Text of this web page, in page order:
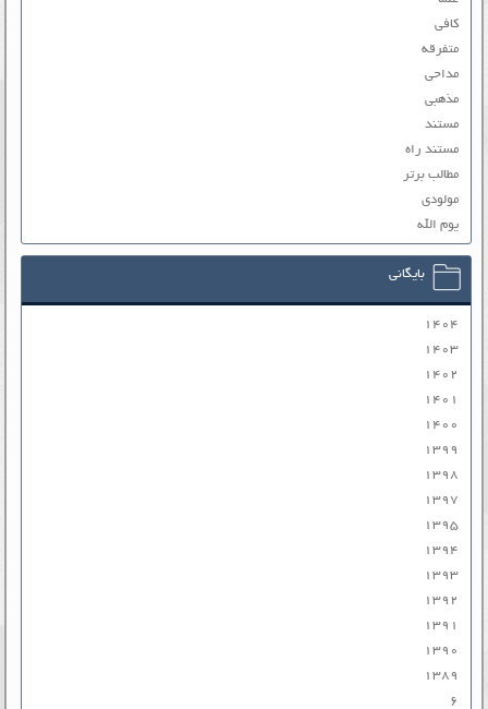
کافی
متفرقه
مداحی
مذهبی
مستند
مستند راه
مطالب برتر
مولودی
یوم الله
بایگانی
۱۴۰۴
۱۴۰۳
۱۴۰۲
۱۴۰۱
۱۴۰۰
۱۳۹۹
۱۳۹۸
۱۳۹۷
۱۳۹۵
۱۳۹۴
۱۳۹۳
۱۳۹۲
۱۳۹۱
۱۳۹۰
۱۳۸۹
۶